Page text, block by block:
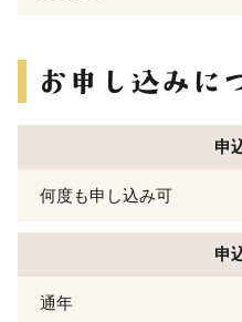
申
何度も申し込み可
申
通年